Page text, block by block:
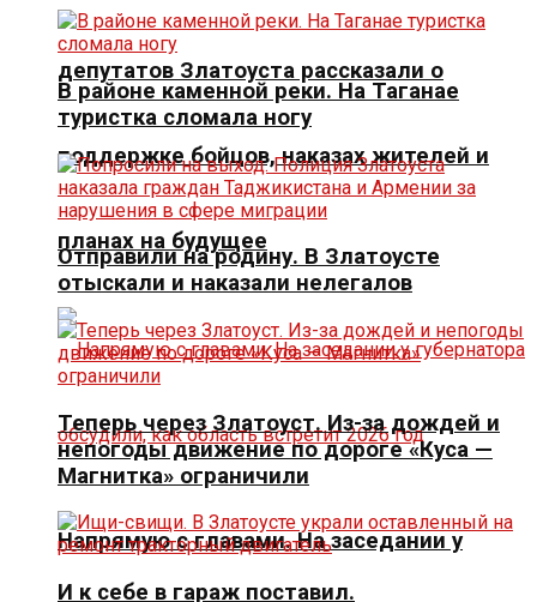
депутатов Златоуста рассказали о
поддержке бойцов, наказах жителей и
планах на будущее
Напрямую с главами. На заседании у
В районе каменной реки. На Таганае
туристка сломала ногу
Отправили на родину. В Златоусте
отыскали и наказали нелегалов
Теперь через Златоуст. Из-за дождей и
непогоды движение по дороге «Куса —
Магнитка» ограничили
И к себе в гараж поставил.